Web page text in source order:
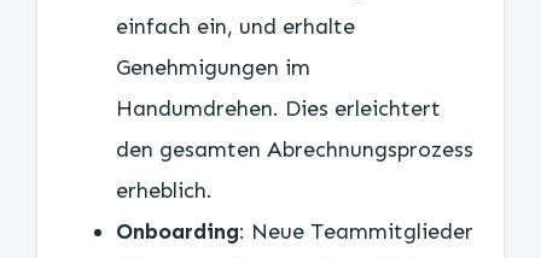
einfach ein, und erhalte
Genehmigungen im
Handumdrehen. Dies erleichtert
den gesamten Abrechnungsprozess
erheblich.
Onboarding: Neue Teammitglieder